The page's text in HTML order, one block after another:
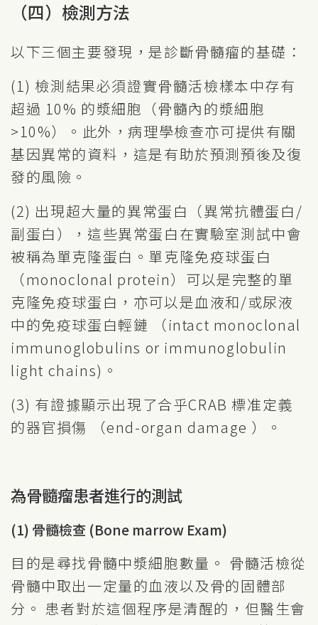
（四）檢測方法
以下三個主要發現，是診斷骨髓瘤的基礎：
(1) 檢測結果必須證實骨髓活檢樣本中存有
超過 10% 的漿細胞（骨髓內的漿細胞
>10%）。此外，病理學檢查亦可提供有關
基因異常的資料，這是有助於預測預後及復
發的風險。
(2) 出現超大量的異常蛋白（異常抗體蛋白/
副蛋白），這些異常蛋白在實驗室測試中會
被稱為單克隆蛋白。單克隆免疫球蛋白
（monoclonal protein）可以是完整的單
克隆免疫球蛋白，亦可以是血液和/或尿液
中的免疫球蛋白輕鏈 （intact monoclonal
immunoglobulins or immunoglobulin
light chains)。
(3) 有證據顯示出現了合乎CRAB 標准定義
的器官損傷 （end-organ damage ）。
為骨髓瘤患者進行的測試
(1) 骨髓檢查 (Bone marrow Exam)
目的是尋找骨髓中漿細胞數量。 骨髓活檢從
骨髓中取出一定量的血液以及骨的固體部
分。 患者對於這個程序是清醒的，但醫生會